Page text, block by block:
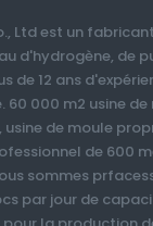
Ltd est un
d'hydrogène, de
de 12 ans
60 000 m2 usine
propre, usine de